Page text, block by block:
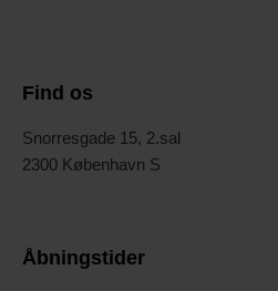
Find os
Snorresgade 15, 2.sal
2300 København S
Åbningstider